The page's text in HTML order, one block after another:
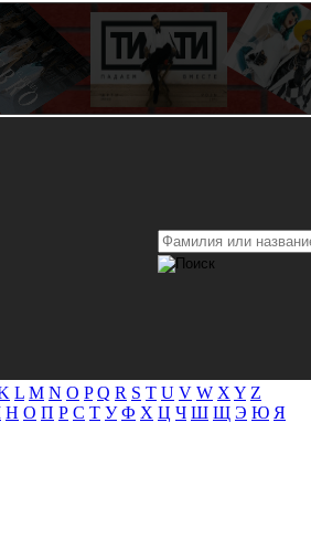
L M N O P Q R S T U V W X Y Z
Н О П Р С Т У Ф Х Ц Ч Ш Щ Э Ю Я